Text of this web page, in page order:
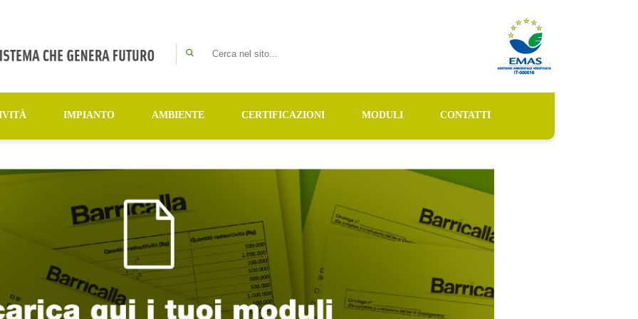
Cerca nel sito...
IMPIANTO AMBIENTE CERTIFICAZIONI MODULI CONTATTI